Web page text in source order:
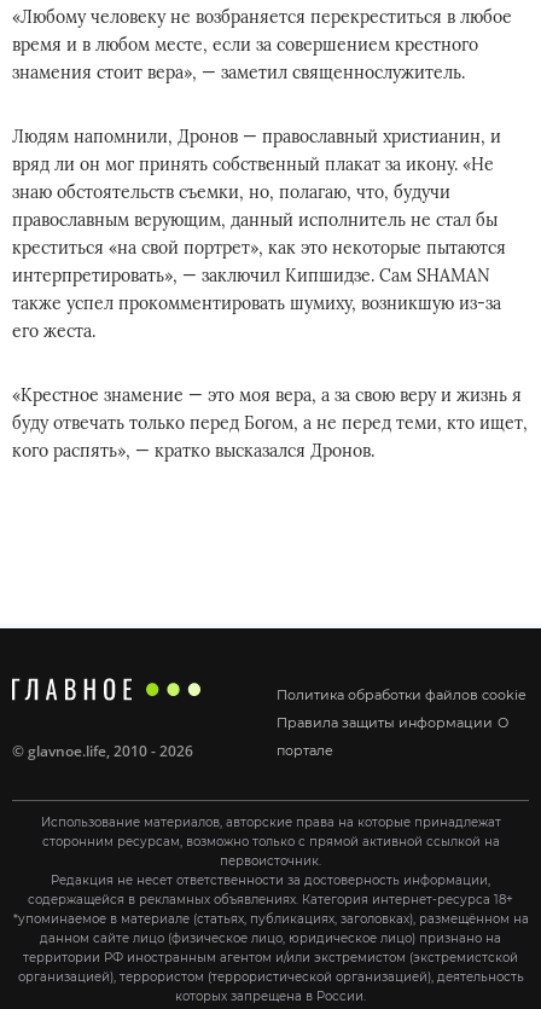
«Любому человеку не возбраняется перекреститься в любое
время и в любом месте, если за совершением крестного
знамения стоит вера», — заметил священнослужитель.
Людям напомнили, Дронов — православный христианин, и
вряд ли он мог принять собственный плакат за икону. «Не
знаю обстоятельств съемки, но, полагаю, что, будучи
православным верующим, данный исполнитель не стал бы
креститься «на свой портрет», как это некоторые пытаются
интерпретировать», — заключил Кипшидзе. Сам SHAMAN
также успел прокомментировать шумиху, возникшую из-за
его жеста.
«Крестное знамение — это моя вера, а за свою веру и жизнь я
буду отвечать только перед Богом, а не перед теми, кто ищет,
кого распять», — кратко высказался Дронов.
Политика обработки файлов cookie
Правила защиты информации О
портале
©glavnoe.life, 2010 - 2026
Использование материалов, авторские права на которые принадлежат
сторонним ресурсам, возможно только с прямой активной ссылкой на
первоисточник.
Редакция не несет ответственности за достоверность информации,
содержащейся в рекламных объявлениях. Категория интернет-ресурса 18+
*упоминаемое в материале (статьях, публикациях, заголовках), размещённом на
данном сайте лицо (физическое лицо, юридическое лицо) признано на
территории РФ иностранным агентом и/или экстремистом (экстремистской
организацией), террористом (террористической организацией), деятельность
которых запрещена в России.